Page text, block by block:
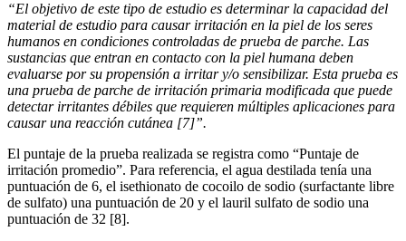
“El objetivo de este tipo de estudio es determinar la capacidad del
material de estudio para causar irritación en la piel de los seres
humanos en condiciones controladas de prueba de parche. Las
sustancias que entran en contacto con la piel humana deben
evaluarse por su propensión a irritar y/o sensibilizar. Esta prueba es
una prueba de parche de irritación primaria modificada que puede
detectar irritantes débiles que requieren múltiples aplicaciones para
causar una reacción cutánea [7]”.
El puntaje de la prueba realizada se registra como “Puntaje de
irritación promedio”. Para referencia, el agua destilada tenía una
puntuación de 6, el isethionato de cocoilo de sodio (surfactante libre
de sulfato) una puntuación de 20 y el lauril sulfato de sodio una
puntuación de 32 [8].